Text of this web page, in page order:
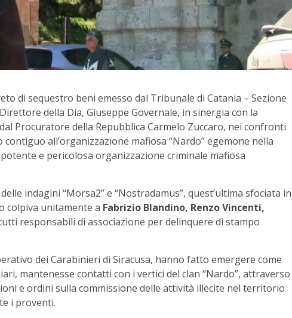
di sequestro beni emesso dal Tribunale di Catania – Sezione
della Dia, Giuseppe Governale, in sinergia con la
Procuratore della Repubblica Carmelo Zuccaro, nei confronti
all’organizzazione mafiosa “Nardo” egemone nella
e pericolosa organizzazione criminale mafiosa
indagini “Morsa2” e “Nostradamus”, quest’ultima sfociata in
colpiva unitamente a Fabrizio Blandino, Renzo Vincenti,
responsabili di associazione per delinquere di stampo
dei Carabinieri di Siracusa, hanno fatto emergere come
mantenesse contatti con i vertici del clan “Nardo”, attraverso
e ordini sulla commissione delle attività illecite nel territorio
i proventi.